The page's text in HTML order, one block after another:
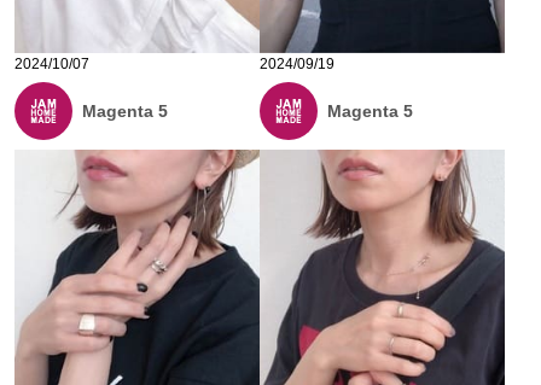
2024/10/07
Magenta 5
2024/09/19
Magenta 5